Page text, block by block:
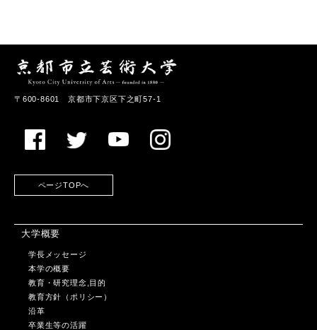
〒600-8601 京都市下京区下之町57-1
ページTOPへ
大学概要
学長メッセージ
本学の概要
教育・研究理念,目的
教育方針（ポリシー）
沿革
卒業生等の活躍